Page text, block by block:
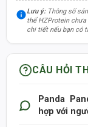
Lưu ý:Thông số
thể HZProtein chưa
chi tiết nếu bạn có
CÂU HỎI
Panda
hợp với